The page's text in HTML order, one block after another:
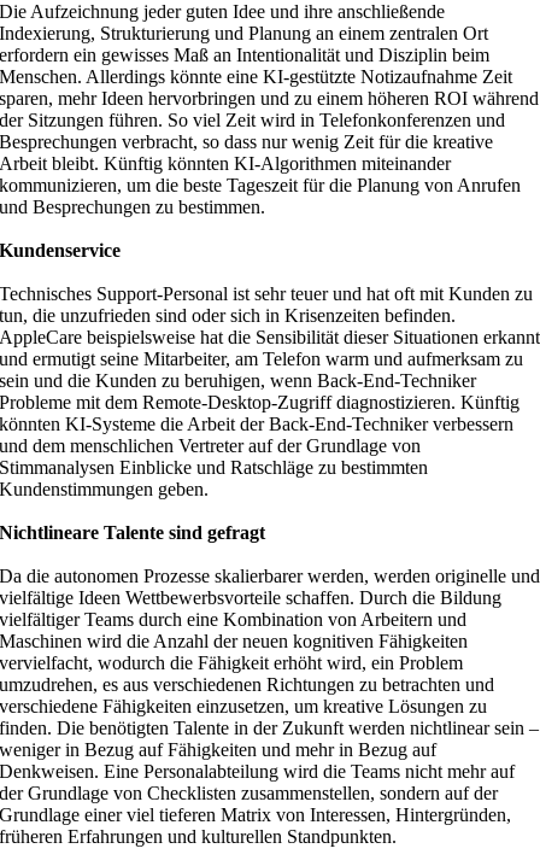
Die Aufzeichnung jeder guten Idee und ihre anschließende
Indexierung, Strukturierung und Planung an einem zentralen Ort
erfordern ein gewisses Maß an Intentionalität und Disziplin beim
Menschen. Allerdings könnte eine KI-gestützte Notizaufnahme Zeit
sparen, mehr Ideen hervorbringen und zu einem höheren ROI während
der Sitzungen führen. So viel Zeit wird in Telefonkonferenzen und
Besprechungen verbracht, so dass nur wenig Zeit für die kreative
Arbeit bleibt. Künftig könnten KI-Algorithmen miteinander
kommunizieren, um die beste Tageszeit für die Planung von Anrufen
und Besprechungen zu bestimmen.
Kundenservice
Technisches Support-Personal ist sehr teuer und hat oft mit Kunden zu
tun, die unzufrieden sind oder sich in Krisenzeiten befinden.
AppleCare beispielsweise hat die Sensibilität dieser Situationen erkannt
und ermutigt seine Mitarbeiter, am Telefon warm und aufmerksam zu
sein und die Kunden zu beruhigen, wenn Back-End-Techniker
Probleme mit dem Remote-Desktop-Zugriff diagnostizieren. Künftig
könnten KI-Systeme die Arbeit der Back-End-Techniker verbessern
und dem menschlichen Vertreter auf der Grundlage von
Stimmanalysen Einblicke und Ratschläge zu bestimmten
Kundenstimmungen geben.
Nichtlineare Talente sind gefragt
Da die autonomen Prozesse skalierbarer werden, werden originelle und
vielfältige Ideen Wettbewerbsvorteile schaffen. Durch die Bildung
vielfältiger Teams durch eine Kombination von Arbeitern und
Maschinen wird die Anzahl der neuen kognitiven Fähigkeiten
vervielfacht, wodurch die Fähigkeit erhöht wird, ein Problem
umzudrehen, es aus verschiedenen Richtungen zu betrachten und
verschiedene Fähigkeiten einzusetzen, um kreative Lösungen zu
finden. Die benötigten Talente in der Zukunft werden nichtlinear sein –
weniger in Bezug auf Fähigkeiten und mehr in Bezug auf
Denkweisen. Eine Personalabteilung wird die Teams nicht mehr auf
der Grundlage von Checklisten zusammenstellen, sondern auf der
Grundlage einer viel tieferen Matrix von Interessen, Hintergründen,
früheren Erfahrungen und kulturellen Standpunkten.